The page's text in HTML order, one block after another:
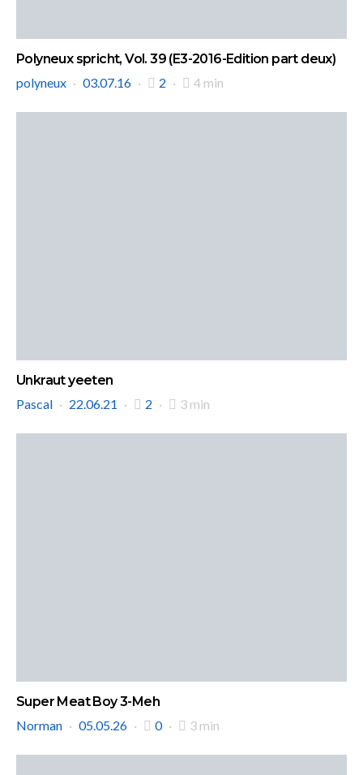
Polyneux spricht, Vol. 39 (E3-2016-Edition part deux)
polyneux
03.07.16 2 4 min
Unkraut yeeten
Pascal
22.06.21 2 3 min
Super Meat Boy 3-Meh
Norman
05.05.26 0 3 min